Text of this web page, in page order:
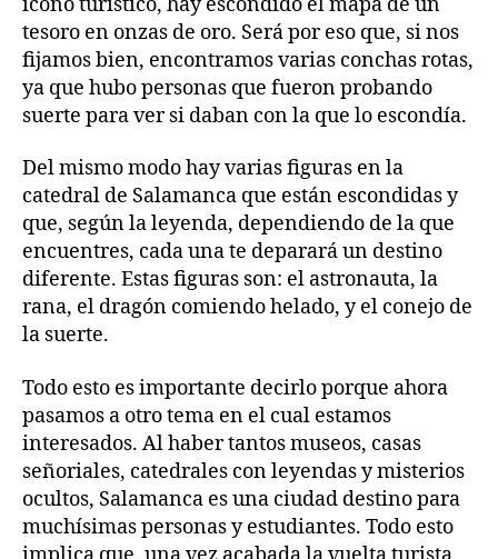
tesoro en onzas de oro. Será por eso que, si nos
fijamos bien, encontramos varias conchas rotas,
ya que hubo personas que fueron probando
suerte para ver si daban con la que lo escondía.
Del mismo modo hay varias figuras en la
catedral de Salamanca que están escondidas y
que, según la leyenda, dependiendo de la que
encuentres, cada una te deparará un destino
diferente. Estas figuras son: el astronauta, la
rana, el dragón comiendo helado, y el conejo de
la suerte.
Todo esto es importante decirlo porque ahora
pasamos a otro tema en el cual estamos
interesados. Al haber tantos museos, casas
señoriales, catedrales con leyendas y misterios
ocultos, Salamanca es una ciudad destino para
muchísimas personas y estudiantes. Todo esto